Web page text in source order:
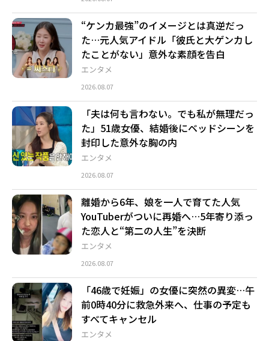
エンタメ
“ケンカ最強”のイメージとは真逆だっ
た…元人気アイドル「彼氏と大ゲンカし
たことがない」意外な素顔を告白
2026.08.07
エンタメ
「夫は何も言わない。でも私が無理だっ
た」51歳女優、結婚後にベッドシーンを
封印した意外な胸の内
2026.08.07
エンタメ
離婚から6年、娘を一人で育てた人気
YouTuberがついに再婚へ…5年寄り添っ
た恋人と“第二の人生”を決断
2026.08.07
エンタメ
「46歳で妊娠」の女優に突然の異変…午
前0時40分に救急外来へ、仕事の予定も
すべてキャンセル